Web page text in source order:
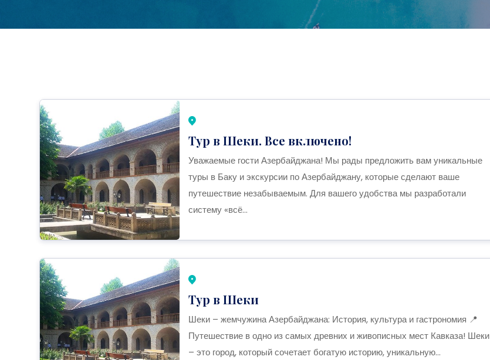
Тур в Шеки. Все включено!
Уважаемые гости Азербайджана! Мы рады предложить вам уникальные
туры в Баку и экскурсии по Азербайджану, которые сделают ваше
путешествие незабываемым. Для вашего удобства мы разработали
систему «всё...
Тур в Шеки
Шеки – жемчужина Азербайджана: История, культура и гастрономия 📍
Путешествие в одно из самых древних и живописных мест Кавказа! Шеки
– это город, который сочетает богатую историю, уникальную...